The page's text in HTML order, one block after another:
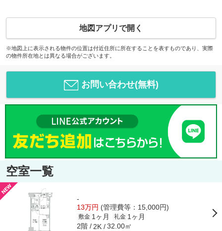
地図アプリで開く
※地図上に表示される物件の位置は付近住所に所在することを表すものであり、実際
の物件所在地とは異なる場合がございます。
お問い合わせ(無料)
空室一覧
-
13万円 (管理費等：15,000円)
敷金 1ヶ月 礼金 1ヶ月
2階 2K 32.00㎡